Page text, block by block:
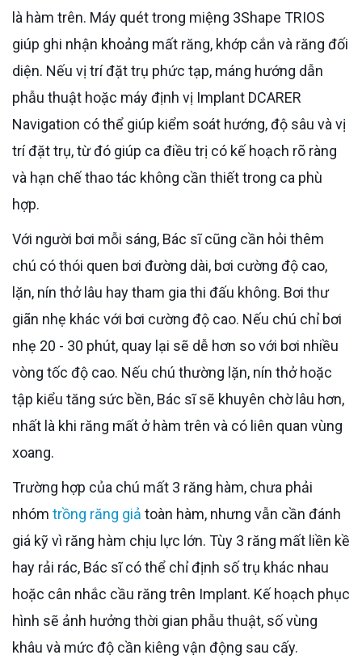
là hàm trên. Máy quét trong miệng 3Shape TRIOS
giúp ghi nhận khoảng mất răng, khớp cắn và răng đối
diện. Nếu vị trí đặt trụ phức tạp, máng hướng dẫn
phẫu thuật hoặc máy định vị Implant DCARER
Navigation có thể giúp kiểm soát hướng, độ sâu và vị
trí đặt trụ, từ đó giúp ca điều trị có kế hoạch rõ ràng
và hạn chế thao tác không cần thiết trong ca phù
hợp.
Với người bơi mỗi sáng, Bác sĩ cũng cần hỏi thêm
chú có thói quen bơi đường dài, bơi cường độ cao,
lặn, nín thở lâu hay tham gia thi đấu không. Bơi thư
giãn nhẹ khác với bơi cường độ cao. Nếu chú chỉ bơi
nhẹ 20 - 30 phút, quay lại sẽ dễ hơn so với bơi nhiều
vòng tốc độ cao. Nếu chú thường lặn, nín thở hoặc
tập kiểu tăng sức bền, Bác sĩ sẽ khuyên chờ lâu hơn,
nhất là khi răng mất ở hàm trên và có liên quan vùng
xoang.
Trường hợp của chú mất 3 răng hàm, chưa phải
nhóm trồng răng giả toàn hàm, nhưng vẫn cần đánh
giá kỹ vì răng hàm chịu lực lớn. Tùy 3 răng mất liền kề
hay rải rác, Bác sĩ có thể chỉ định số trụ khác nhau
hoặc cân nhắc cầu răng trên Implant. Kế hoạch phục
hình sẽ ảnh hưởng thời gian phẫu thuật, số vùng
khâu và mức độ cần kiêng vận động sau cấy.